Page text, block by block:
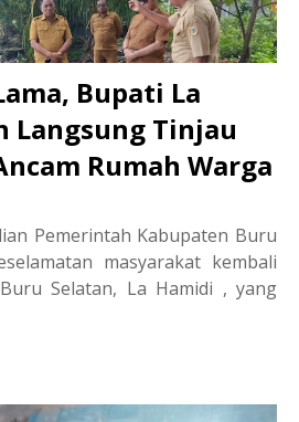
Bupati La
Langsung Tinjau
Rumah Warga
Pemerintah Kabupaten Buru
masyarakat kembali
Selatan, La Hamidi , yang